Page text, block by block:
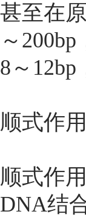
甚至在
～
8～
顺式作
顺式作
DNA结